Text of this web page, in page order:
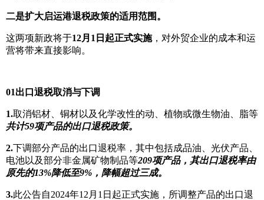
二是扩大启运港退税政策的适用范围。
这两项新政将于12月1日起正式实施，对外贸企业的成本和运
营将带来直接影响。
01出口退税取消与下调
1.取消铝材、铜材以及化学改性的动、植物或微生物油、脂等
共计59项产品的出口退税政策。
2.下调部分产品的出口退税率，其中包括成品油、光伏产品、
电池以及部分非金属矿物制品等209项产品，其出口退税率由
原先的13%降低至9%，降幅超过三成。
3.此公告自2024年12月1日起正式实施，所调整产品的出口退